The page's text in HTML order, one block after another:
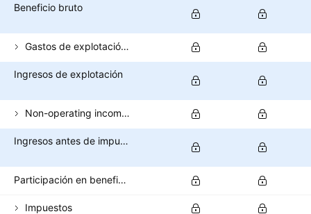
Beneficio bruto
Gastos de explotación (excluido el coste de los bienes vendidos)
Ingresos de explotación
Non-operating income (total)
Ingresos antes de impuestos
Participación en beneficios
Impuestos